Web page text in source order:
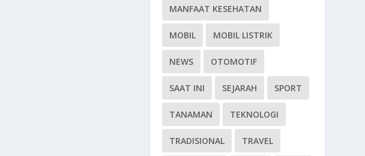
MANFAAT KESEHATAN
MOBIL MOBIL LISTRIK
NEWS OTOMOTIF
SAAT INI SEJARAH SPORT
TANAMAN TEKNOLOGI
TRADISIONAL TRAVEL